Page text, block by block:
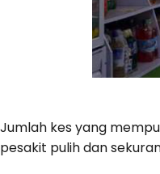
Jumlah kes yang
pesakit pulih dan